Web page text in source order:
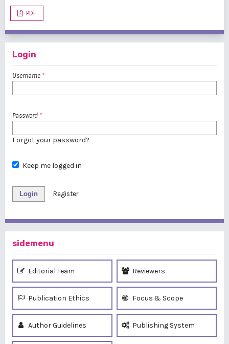
PDF
Login
Username *
Password *
Forgot your password?
Keep me logged in
Login Register
sidemenu
Editorial Team Reviewers
Publication Ethics Focus & Scope
Author Guidelines Publishing System